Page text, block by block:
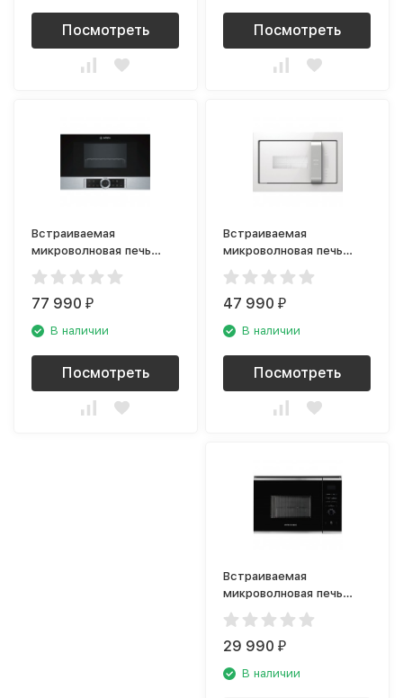
Посмотреть Посмотреть
Встраиваемая
микроволновая печь
Bosch BEL 634GS1
77 990₽
В наличии
Посмотреть
Встраиваемая
микроволновая печь
Gorenje BM 235 ORAW
47 990₽
В наличии
Посмотреть
Встраиваемая
микроволновая печь
Kuppersberg HMW 650
BX
29 990₽
В наличии